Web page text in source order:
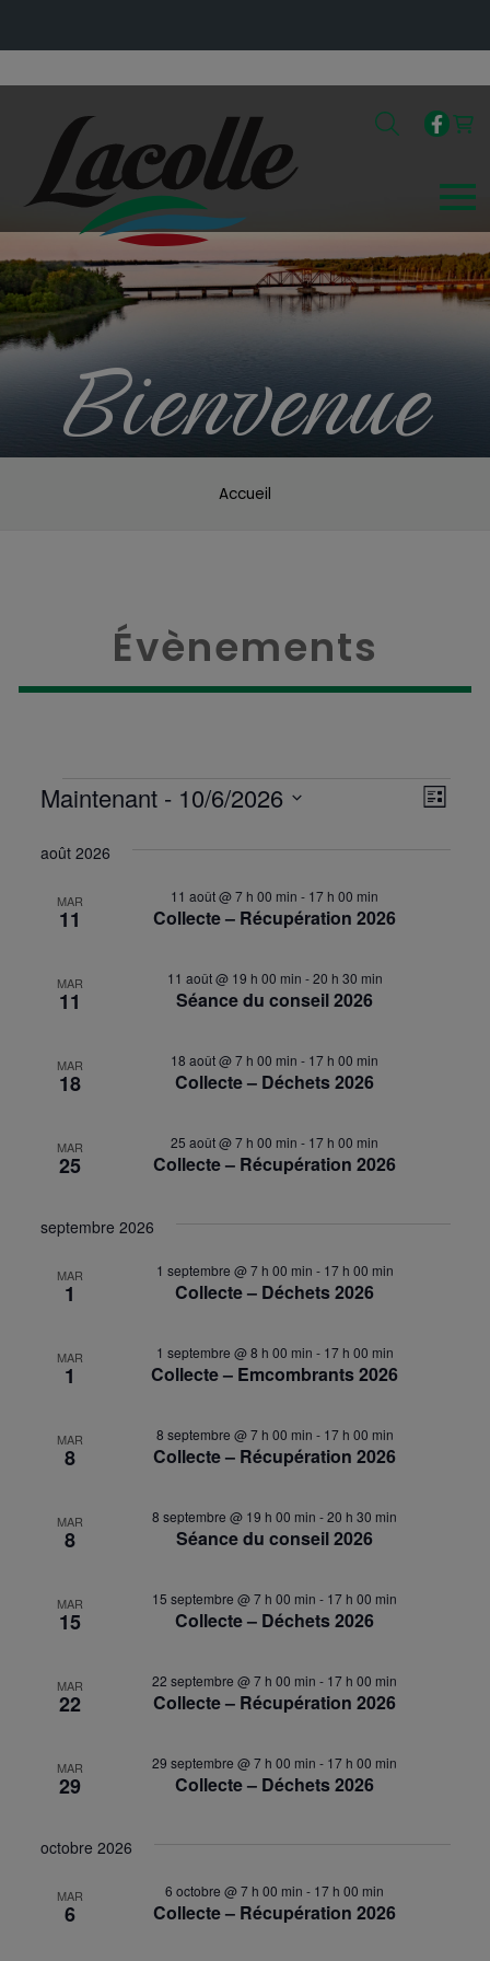
Bienvenue
Accueil
Évènements
Liste
Maintenant - 10/6/2026
août 2026
MAR
11 Collecte – Récupération 2026
11 août @ 7 h 00 min - 17 h 00 min
MAR
11 Séance du conseil 2026
11 août @ 19 h 00 min -20 h 30 min
MAR
18 Collecte – Déchets 2026
18 août @ 7 h 00 min - 17 h 00 min
MAR
25 Collecte – Récupération 2026
25 août @ 7 h 00 min - 17 h 00 min
septembre 2026
MAR
1 Collecte – Déchets 2026
1 septembre @ 7 h 00 min - 17 h 00 min
MAR
1 Collecte – Emcombrants 2026
1 septembre @ 8 h 00 min - 17 h 00 min
MAR
8 Collecte – Récupération 2026
8 septembre @ 7 h 00 min - 17 h 00 min
MAR
8 Séance du conseil 2026
8 septembre @ 19 h 00 min -20 h 30 min
MAR
15 Collecte – Déchets 2026
15 septembre @ 7 h 00 min - 17 h 00 min
MAR
22 Collecte – Récupération 2026
22 septembre @ 7 h 00 min - 17 h 00 min
MAR
29 Collecte – Déchets 2026
29 septembre @ 7 h 00 min - 17 h 00 min
octobre 2026
MAR
6 Collecte – Récupération 2026
6 octobre @ 7 h 00 min - 17 h 00 min